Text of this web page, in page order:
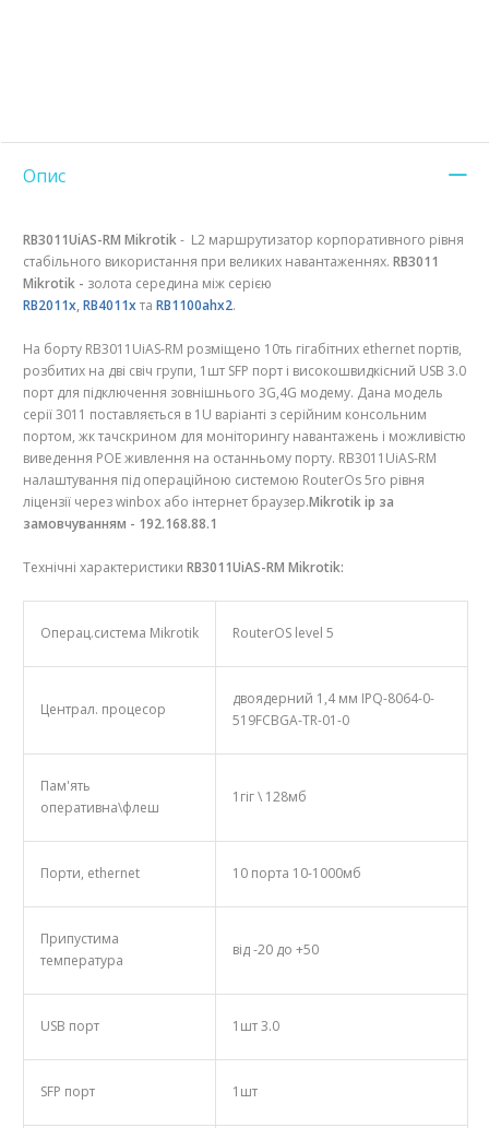
Опис
RB3011UiAS-RM Mikrotik- L2 маршрутизатор корпоративного рівня
стабільного використання при великих навантаженнях. RB3011
Mikrotik - золота середина між серією
RB2011x,RB4011xта RB1100ahx2.
На борту RB3011UiAS-RM розміщено 10ть гігабітних ethernet портів,
розбитих на дві свіч групи, 1шт SFP порт і високошвидкісний USB 3.0
порт для підключення зовнішнього 3G,4G модему. Дана модель
серії 3011 поставляється в 1U варіанті з серійним консольним
портом, жк тачскрином для моніторингу навантажень і можливістю
виведення POE живлення на останньому порту. RB3011UiAS-RM
налаштування під операційною системою RouterOs 5го рівня
ліцензії через winbox або інтернет браузер.Mikrotik ip за
замовчуванням - 192.168.88.1
Технічні характеристики RB3011UiAS-RM Mikrotik:
Операц.система Mikrotik RouterOS level 5
Централ. процесор
двоядерний 1,4 мм IPQ-8064-0-
519FCBGA-TR-01-0
Пам'ять
оперативна\флеш
1гіг \ 128мб
Порти, ethernet 10 порта 10-1000мб
Припустима
температура
від -20 до +50
USB порт 1шт 3.0
SFP порт 1шт